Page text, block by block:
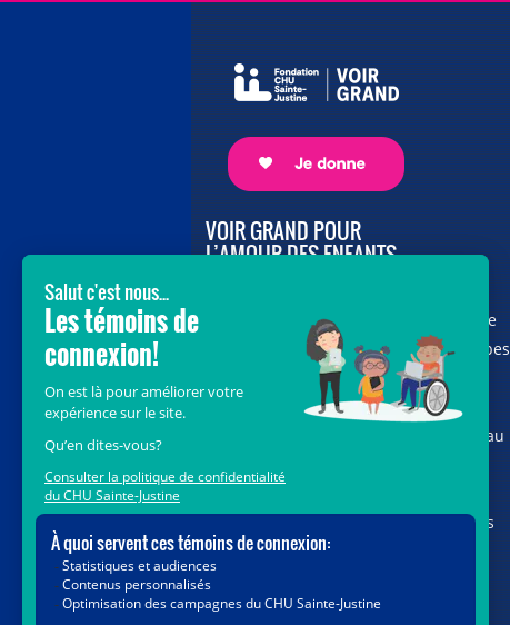
VOIR GRAND POUR
L’AMOUR DES ENFANTS
vous au cœur de la campagne majeure
Voir Grand, nous conduisons les équipes
soignantes vers les opportunités de la
science et des nouvelles technologies
pour que chaque enfant, où qu’il soit au
Justine. Ensemble, unissons nos forces
pour leur avenir.
Merci de voir grand avec nous.